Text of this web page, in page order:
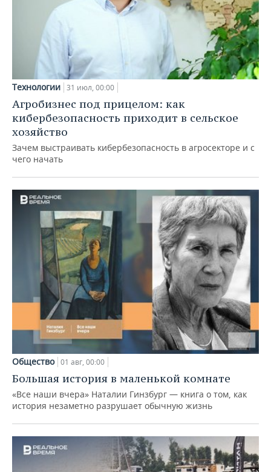
Технологии 31 июл, 00:00
Агробизнес под прицелом: как
кибербезопасность приходит в сельское
хозяйство
Зачем выстраивать кибербезопасность в агросекторе и с
чего начать
Общество 01 авг, 00:00
Большая история в маленькой комнате
«Все наши вчера» Наталии Гинзбург — книга о том, как
история незаметно разрушает обычную жизнь